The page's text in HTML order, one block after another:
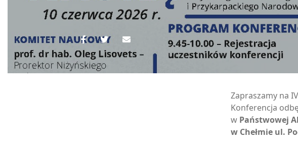
Zapraszamy na
Konferencja
w Państwowej
w Chełmie ul.